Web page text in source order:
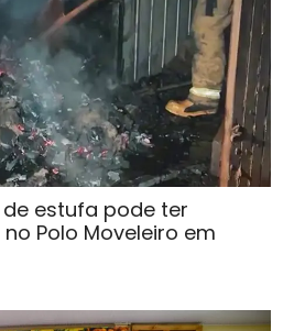
estufa pode ter
Polo Moveleiro em